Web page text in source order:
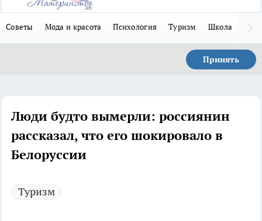
Советы Мода и красота Психология Туризм Школа
Принять
Люди будто вымерли: россиянин
рассказал, что его шокировало в
Белоруссии
Туризм